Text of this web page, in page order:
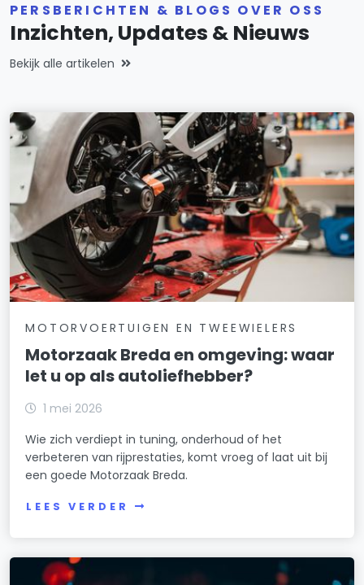
PERSBERICHTEN & BLOGS OVER OSS
Inzichten, Updates & Nieuws
Bekijk alle artikelen
MOTORVOERTUIGEN EN TWEEWIELERS
Motorzaak Breda en omgeving: waar
let u op als autoliefhebber?
1 mei 2026
Wie zich verdiept in tuning, onderhoud of het
verbeteren van rijprestaties, komt vroeg of laat uit bij
een goede Motorzaak Breda.
LEES VERDER